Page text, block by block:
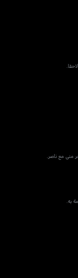
منى مع ناصر.
به.